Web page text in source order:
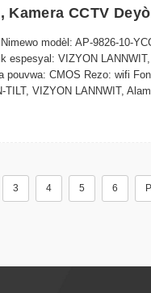
CCTV
modèl: AP-9826-10-
espesyal: VIZYON
pouvwa: CMOS Rezo: wifi
VIZYON LANNWIT,
3 4 5 6